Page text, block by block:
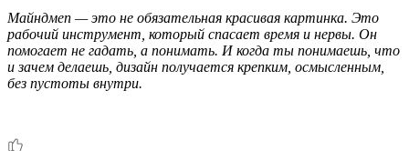
Майндмеп — это не обязательная красивая картинка. Это
рабочий инструмент, который спасает время и нервы. Он
помогает не гадать, а понимать. И когда ты понимаешь, что
и зачем делаешь, дизайн получается крепким, осмысленным,
без пустоты внутри.